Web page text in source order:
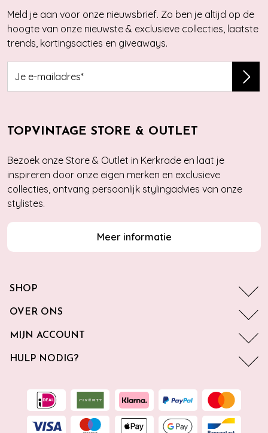
Meld je aan voor onze nieuwsbrief. Zo ben je altijd op de
hoogte van onze nieuwste & exclusieve collecties, laatste
trends, kortingsacties en giveaways.
TOPVINTAGE STORE & OUTLET
Bezoek onze Store & Outlet in Kerkrade en laat je
inspireren door onze eigen merken en exclusieve
collecties, ontvang persoonlijk stylingadvies van onze
stylistes.
Meer informatie
SHOP
OVER ONS
MIJN ACCOUNT
HULP NODIG?